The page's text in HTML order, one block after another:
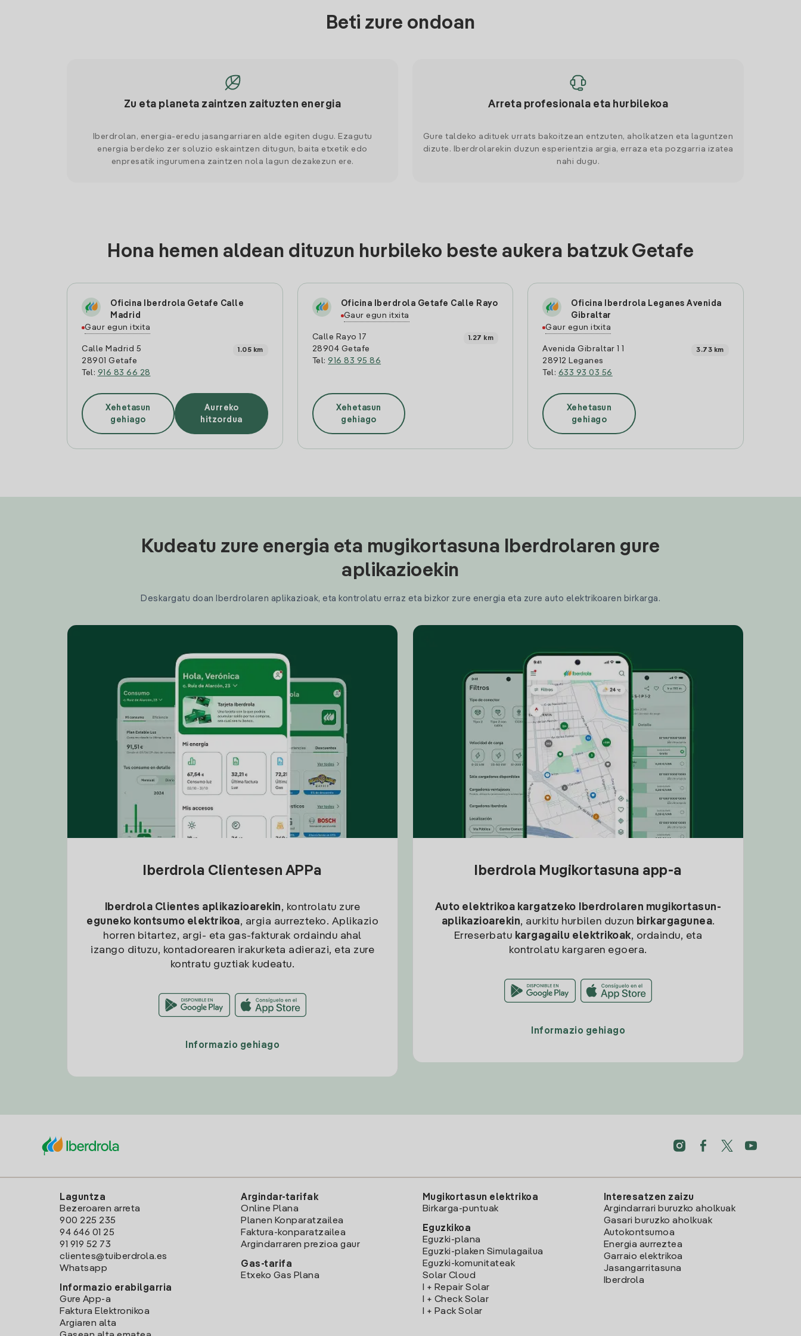
Beti zure ondoan
Zu eta planeta zaintzen zaituzten energia
Iberdrolan, energia-eredu jasangarriaren alde egiten dugu. Ezagutu
energia berdeko zer soluzio eskaintzen ditugun, baita etxetik edo
enpresatik ingurumena zaintzen nola lagun dezakezun ere.
Arreta profesionala eta hurbilekoa
Gure taldeko adituek urrats bakoitzean entzuten, aholkatzen eta laguntzen
dizute. Iberdrolarekin duzun esperientzia argia, erraza eta pozgarria izatea
nahi dugu.
Hona hemen aldean dituzun hurbileko beste aukera batzuk Getafe
Oficina Iberdrola Getafe Calle
Madrid
Gaur egun itxita
Calle Madrid 5
28901 Getafe
Tel: 916 83 66 28
1.05 km
Xehetasun
gehiago
Aurreko
hitzordua
Oficina Iberdrola Getafe Calle Rayo
Gaur egun itxita
Calle Rayo 17
28904 Getafe
Tel:916 83 95 86
1.27 km
Xehetasun
gehiago
Oficina Iberdrola Leganes Avenida
Gibraltar
Gaur egun itxita
Avenida Gibraltar 1 1
28912 Leganes
Tel: 633 93 03 56
3.73 km
Xehetasun
gehiago
Kudeatu zure energia eta mugikortasuna Iberdrolaren gure
aplikazioekin
Deskargatu doan Iberdrolaren aplikazioak, eta kontrolatu erraz eta bizkor zure energia eta zure auto elektrikoaren birkarga.
Iberdrola Clientesen APPa
Iberdrola Clientes aplikazioarekin, kontrolatu zure
eguneko kontsumo elektrikoa, argia aurrezteko. Aplikazio
horren bitartez, argi- eta gas-fakturak ordaindu ahal
izango dituzu, kontadorearen irakurketa adierazi, eta zure
kontratu guztiak kudeatu.
Informazio gehiago
Iberdrola Mugikortasuna app-a
Auto elektrikoa kargatzeko
Iberdrolaren mugikortasun-
aplikazioarekin, aurkitu hurbilen duzun birkargagunea.
Erreserbatu kargagailu elektrikoak, ordaindu, eta
kontrolatu kargaren egoera.
Informazio gehiago
Laguntza
Bezeroaren arreta
900 225 235
94 646 01 25
91 919 52 73
clientes@tuiberdrola.es
Whatsapp
Informazio erabilgarria
Gure App-a
Faktura Elektronikoa
Argiaren alta
Argindar-tarifak
Online Plana
Planen Konparatzailea
Faktura-konparatzailea
Argindarraren prezioa gaur
Gas-tarifa
Etxeko Gas Plana
Mugikortasun elektrikoa
Birkarga-puntuak
Eguzkikoa
Eguzki-plana
Eguzki-plaken Simulagailua
Eguzki-komunitateak
Solar Cloud
I + Repair Solar
I + Check Solar
I + Pack Solar
Interesatzen zaizu
Argindarrari buruzko aholkuak
Gasari buruzko aholkuak
Autokontsumoa
Energia aurreztea
Garraio elektrikoa
Jasangarritasuna
Iberdrola